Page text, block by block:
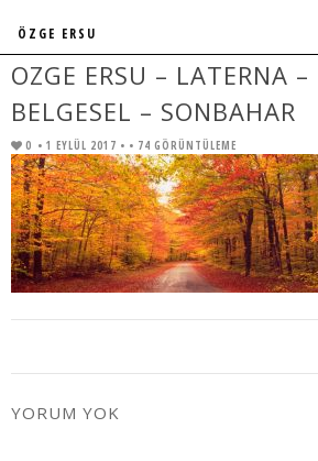
OZGE ERSU – LATERNA
BELGESEL – SONBAHAR
0 • 1 EYLÜL 2017 • • 74 GÖRÜNTÜLEME
YORUM YOK
ÖZGE ERSU